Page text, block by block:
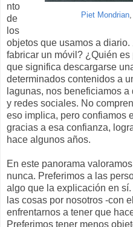
Piet Mondrian,
nto
de
los
objetos que usamos a
fabricar un móvil? ¿Quién
que significa descargarse
determinados contenidos a
lagunas, nos beneficiamos
y redes sociales. No
eso implica, pero confiamos
gracias a esa confianza,
hace algunos años.
En este panorama
nunca. Preferimos a las
algo que la explicación en
las cosas por nosotros -con
enfrentarnos a tener que
Preferimos tener menos